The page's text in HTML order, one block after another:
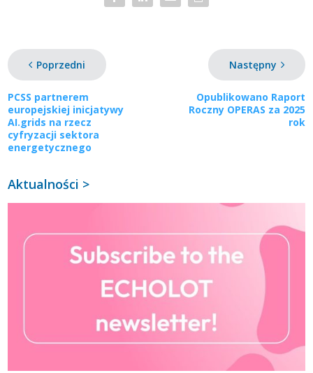
Poprzedni
PCSS partnerem
europejskiej inicjatywy
AI.grids na rzecz
cyfryzacji sektora
energetycznego
Następny
Opublikowano Raport
Roczny OPERAS za 2025
rok
Aktualności >